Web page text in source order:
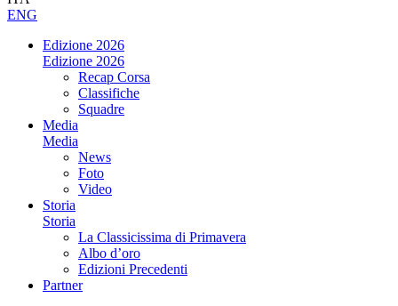
ENG
Edizione 2026
Edizione 2026
Recap Corsa
Classifiche
Squadre
Media
Media
News
Foto
Video
Storia
Storia
La Classicissima di Primavera
Albo d’oro
Edizioni Precedenti
Partner